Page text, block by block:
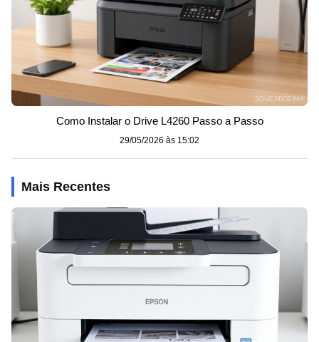
Como Instalar o Drive L4260 Passo a Passo
29/05/2026 às 15:02
Mais Recentes